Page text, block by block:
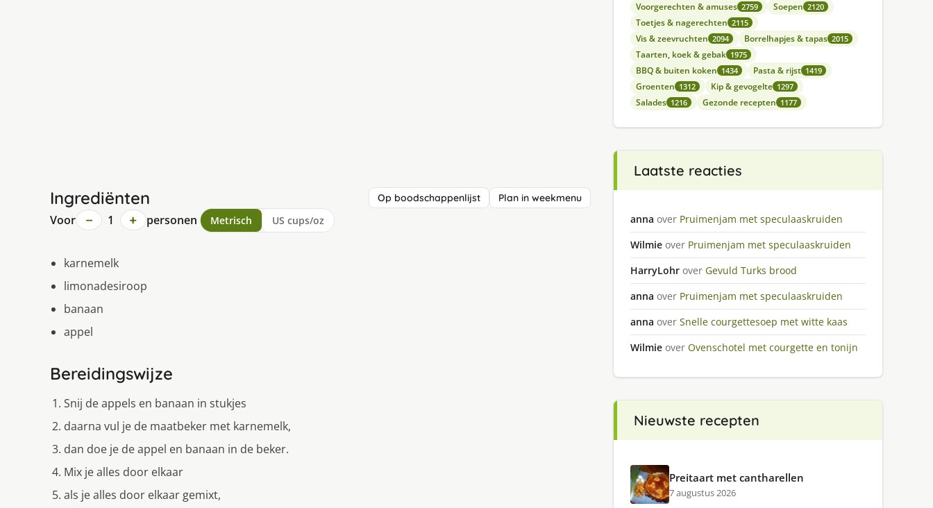
Ingrediënten Op boodschappenlijst Plan in weekmenu
Voor − 1 + personen Metrisch US cups/oz
karnemelk
limonadesiroop
banaan
appel
Bereidingswijze
Snij de appels en banaan in stukjes
daarna vul je de maatbeker met karnemelk,
dan doe je de appel en banaan in de beker.
Mix je alles door elkaar
als je alles door elkaar gemixt,
Voorgerechten & amuses 2759 Soepen 2120
Toetjes & nagerechten 2115
Vis & zeevruchten 2094 Borrelhapjes & tapas 2015
Taarten, koek & gebak 1975
BBQ & buiten koken 1434 Pasta & rijst 1419
Groenten 1312 Kip & gevogelte 1297
Salades 1216 Gezonde recepten 1177
Laatste reacties
anna over Pruimenjam met speculaaskruiden
Wilmie over Pruimenjam met speculaaskruiden
HarryLohr over Gevuld Turks brood
anna over Pruimenjam met speculaaskruiden
anna over Snelle courgettesoep met witte kaas
Wilmie over Ovenschotel met courgette en tonijn
Nieuwste recepten
Preitaart met cantharellen
7 augustus 2026